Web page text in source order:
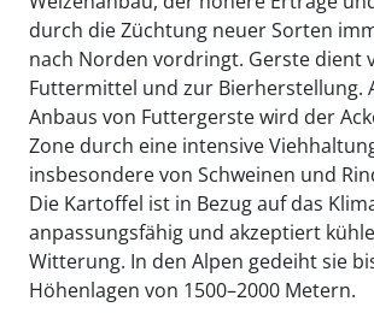
durch die Züchtung neuer Sorten
nach Norden vordringt. Gerste dient
Futtermittel und zur Bierherstellung.
Anbaus von Futtergerste wird der
Zone durch eine intensive
insbesondere von Schweinen und
Die Kartoffel ist in Bezug auf das
anpassungsfähig und akzeptiert
Witterung. In den Alpen gedeiht sie
Höhenlagen von 1500–2000 Metern.